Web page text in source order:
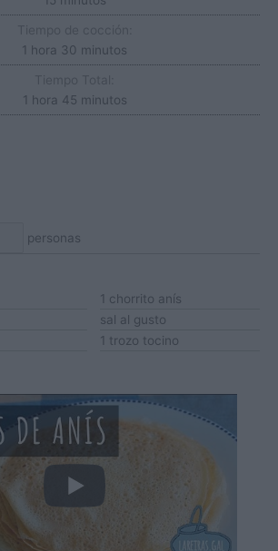
1 hora
hora 30 minutos
minutos
1 hora
hora 45minutos
minutos
personas
1 chorrito anís
sal al gusto
1 trozo tocino